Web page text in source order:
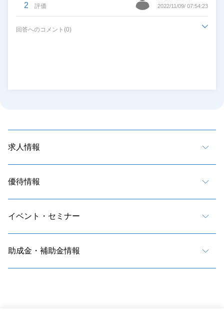
2 評価 2022/11/09/ 07:54:23
回答へのコメント(0)
求人情報
優待情報
イベント・セミナー
助成金・補助金情報